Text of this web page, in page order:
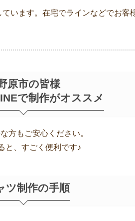
います。在宅でラインなどでお客
原市の皆様
で制作がオススメ
方もご安心ください。
と、すごく便利です♪
ツ制作の手順